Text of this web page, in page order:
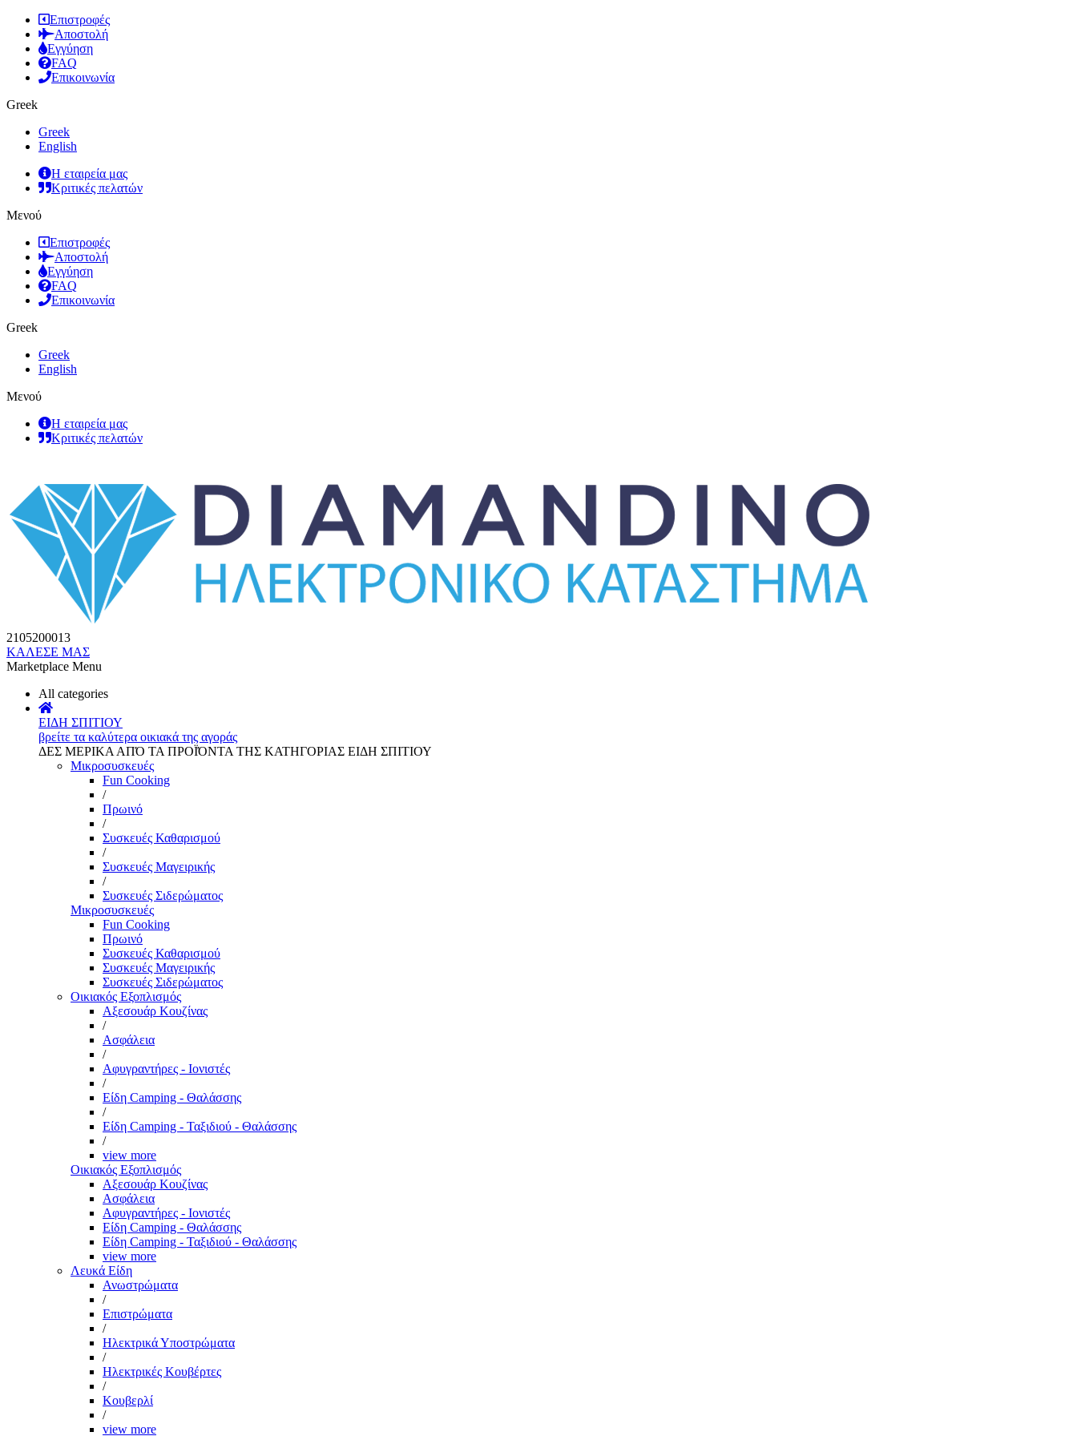
Επιστροφές
Αποστολή
Εγγύηση
FAQ
Επικοινωνία
Greek
Greek
English
Η εταιρεία μας
Κριτικές πελατών
Μενού
Επιστροφές
Αποστολή
Εγγύηση
FAQ
Επικοινωνία
Greek
Greek
English
Μενού
Η εταιρεία μας
Κριτικές πελατών
2105200013
ΚΑΛΕΣΕ ΜΑΣ
Marketplace Menu
All categories
ΕΙΔΗ ΣΠΙΤΙΟΥ
βρείτε τα καλύτερα οικιακά της αγοράς
ΔΕΣ ΜΕΡΙΚΑ ΑΠΌ ΤΑ ΠΡΟΪΌΝΤΑ ΤΗΣ ΚΑΤΗΓΟΡΙΑΣ ΕΙΔΗ ΣΠΙΤΙΟΥ
Μικροσυσκευές
Fun Cooking
/
Πρωινό
/
Συσκευές Καθαρισμού
/
Συσκευές Μαγειρικής
/
Συσκευές Σιδερώματος
Μικροσυσκευές
Fun Cooking
Πρωινό
Συσκευές Καθαρισμού
Συσκευές Μαγειρικής
Συσκευές Σιδερώματος
Οικιακός Εξοπλισμός
Αξεσουάρ Κουζίνας
/
Ασφάλεια
/
Αφυγραντήρες - Ιονιστές
/
Είδη Camping - Θαλάσσης
/
Είδη Camping - Ταξιδιού - Θαλάσσης
/
view more
Οικιακός Εξοπλισμός
Αξεσουάρ Κουζίνας
Ασφάλεια
Αφυγραντήρες - Ιονιστές
Είδη Camping - Θαλάσσης
Είδη Camping - Ταξιδιού - Θαλάσσης
view more
Λευκά Είδη
Ανωστρώματα
/
Επιστρώματα
/
Ηλεκτρικά Υποστρώματα
/
Ηλεκτρικές Κουβέρτες
/
Κουβερλί
/
view more